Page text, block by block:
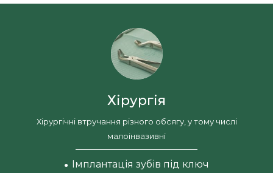
Хірургія
Хірургічні втручання різного обсягу, у тому числі
малоінвазивні
● Імплантація зубів під ключ